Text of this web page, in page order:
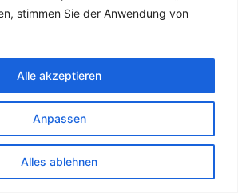
stimmen Sie der Anwendung von
Anpassen
Alles ablehnen
Alle akzeptieren